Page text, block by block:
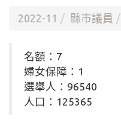
2022-11 縣市議員
名額：7
婦女保障：1
選舉人：96540
人口：125365